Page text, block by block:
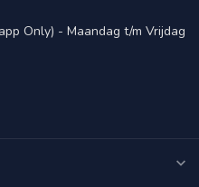
Only) - Maandag t/m Vrijdag